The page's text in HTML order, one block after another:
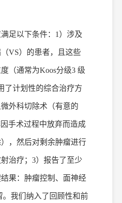
足以下条件： 1）涉及
VS）的患者，且这些
（通常为Koos分级3 级
了计划性的综合治疗方
外科切除术（有意的
手术过程中放弃而造成
，然后对剩余肿瘤进行
治疗； 3）报告了至少
果：肿瘤控制、面神经
。我们纳入了回顾性和前